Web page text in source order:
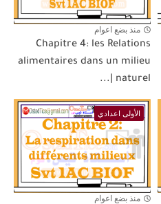
منذ بضع اعوام
Chapitre 4: les Relations
alimentaires dans un milieu
naturel |...
الأولى اعدادي
منذ بضع اعوام